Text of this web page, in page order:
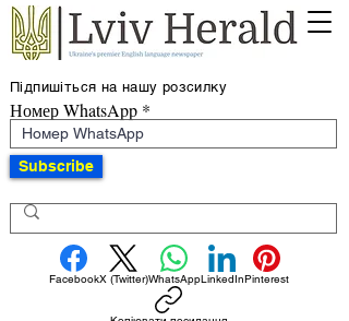
Підпишіться на нашу розсилку
Номер WhatsApp
Subscribe
FacebookX (Twitter)WhatsAppLinkedInPinterest